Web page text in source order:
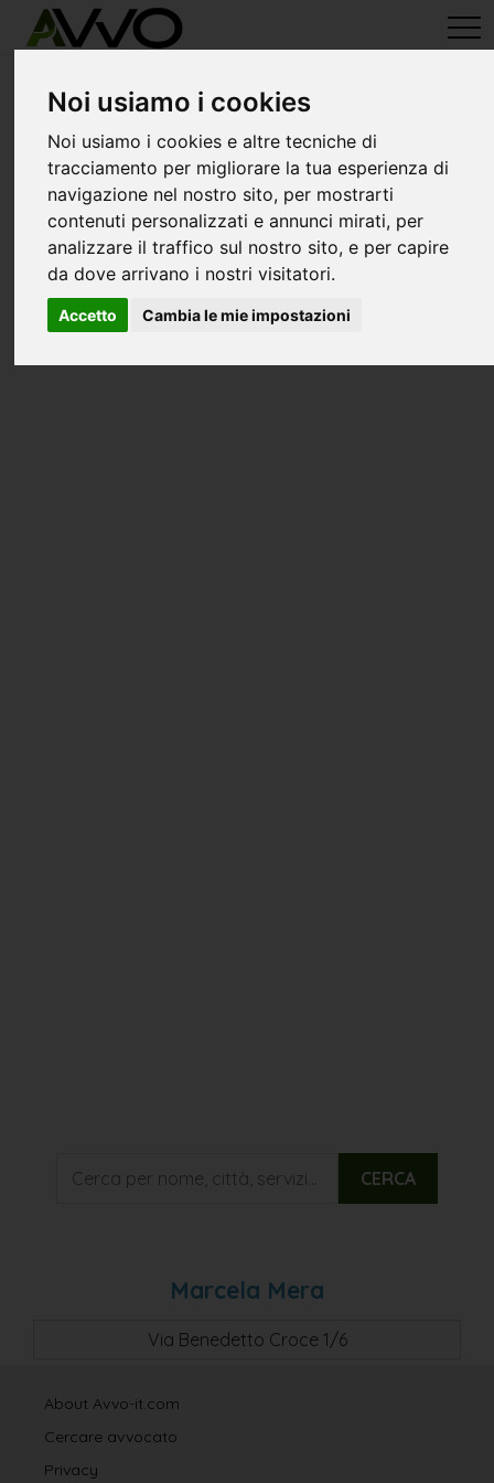
Noi usiamo i cookies
Noi usiamo i cookies e altre tecniche di
tracciamento per migliorare la tua esperienza di
navigazione nel nostro sito, per mostrarti
contenuti personalizzati e annunci mirati, per
analizzare il traffico sul nostro sito, e per capire
da dove arrivano i nostri visitatori.
Accetto Cambia le mie impostazioni
avvo-it>Treviso > Avvocati casale sul sile
CERCA
Marcela Mera
Via Benedetto Croce 1/6
About Avvo-it.com
Cercare avvocato
Privacy